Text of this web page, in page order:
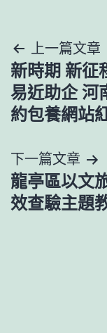
文
章
導
覽
上一篇文章
新時期 新征
易近助企 河
約包養網站
下一篇文章
龍亭區以文
效查驗主題